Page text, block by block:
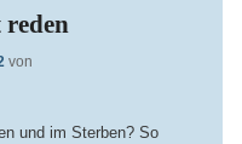
von
und im Sterben? So